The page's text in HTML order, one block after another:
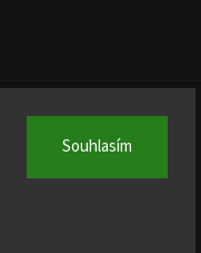
Souhlasím